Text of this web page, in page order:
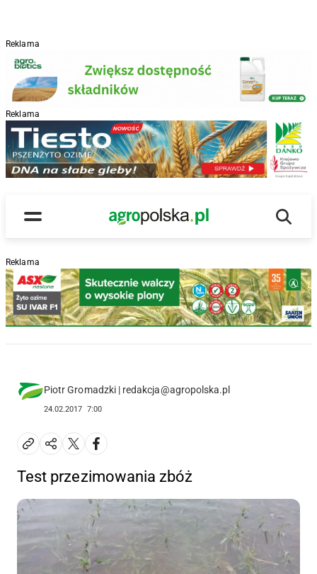
Reklama
Reklama
Menu
Main Logo
Reklama
Piotr Gromadzki | redakcja@agropolska.pl
24.02.2017 7:00
Test przezimowania zbóż